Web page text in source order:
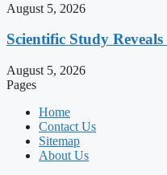
August 5, 2026
Scientific Study
August 5, 2026
Pages
Home
Contact Us
Sitemap
About Us